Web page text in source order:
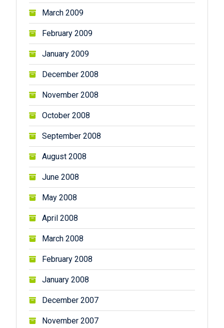
March 2009
February 2009
January 2009
December 2008
November 2008
October 2008
September 2008
August 2008
June 2008
May 2008
April 2008
March 2008
February 2008
January 2008
December 2007
November 2007